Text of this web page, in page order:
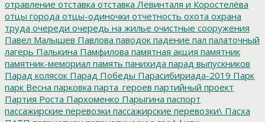
отравление отставка отставка Левинталя и Коростелёва
отцы города отцы-одиночки отчетность охота охрана
труда очереди очередь на жилье очистные сооружения
Павел Малышев Павлова паводок падение пал палаточный
лагерь Палькина Памфилова памятная акция памятник
памятник-мемориал память панихида парад выпускников
Парад колясок Парад Победы Парасибириада-2019 Парк
парк Весна парковка парта_героев партийный проект
Партия Роста Пархоменко Парыгина паспорт
пассажирские перевозки пассажирские перевозки\ Пасха